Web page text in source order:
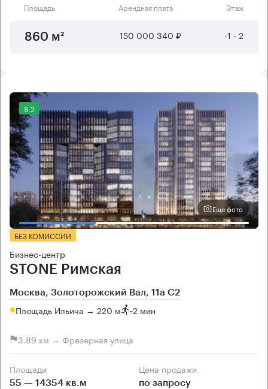
Площадь Арендная плата Этаж
860 м² 150 000 340 ₽ -1 - 2
8.2
Еще фото
БЕЗ КОМИССИИ
Бизнес-центр
STONE Римская
Москва, Золоторожский Вал, 11а С2
Площадь Ильича → 220 м ~2 мин
3.89 км → Фрезерная улица
Площади
55 — 14354 кв.м
Цена продажи
по запросу